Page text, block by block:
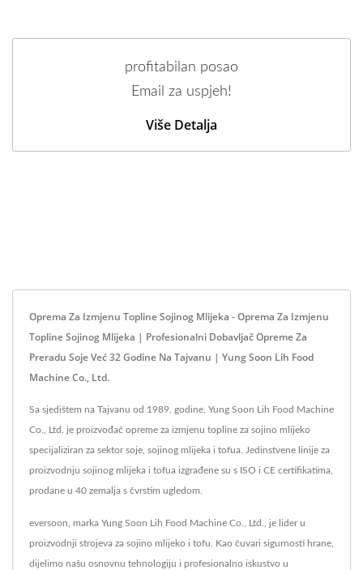
profitabilan posao
Email za uspjeh!
Više Detalja
Oprema Za Izmjenu Topline Sojinog Mlijeka - Oprema Za Izmjenu
Topline Sojinog Mlijeka | Profesionalni Dobavljač Opreme Za
Preradu Soje Već 32 Godine Na Tajvanu | Yung Soon Lih Food
Machine Co., Ltd.
Sa sjedištem na Tajvanu od 1989. godine, Yung Soon Lih Food Machine
Co., Ltd. je proizvođač opreme za izmjenu topline za sojino mlijeko
specijaliziran za sektor soje, sojinog mlijeka i tofua. Jedinstvene linije za
proizvodnju sojinog mlijeka i tofua izgrađene su s ISO i CE certifikatima,
prodane u 40 zemalja s čvrstim ugledom.
eversoon, marka Yung Soon Lih Food Machine Co., Ltd., je lider u
proizvodnji strojeva za sojino mlijeko i tofu. Kao čuvari sigurnosti hrane,
dijelimo našu osnovnu tehnologiju i profesionalno iskustvo u